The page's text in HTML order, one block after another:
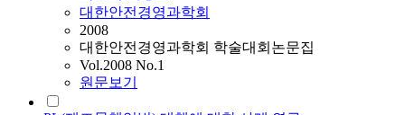
대한안전경영과학회
2008
대한안전경영과학회 학술대회논문집
Vol.2008 No.1
원문보기